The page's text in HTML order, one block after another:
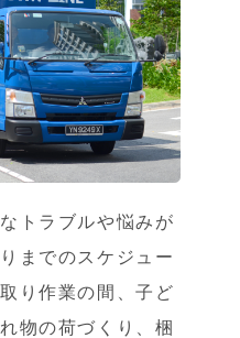
トラブルや悩みが
までのスケジュー
り作業の間、子ど
物の荷づくり、梱